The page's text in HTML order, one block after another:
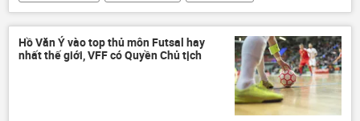
Thời sự
tai nạn giao thông
đạo diễn
Hồ Văn Ý vào top thủ môn Futsal hay
nhất thế giới, VFF có Quyền Chủ tịch